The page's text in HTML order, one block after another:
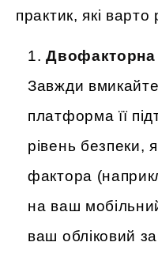
практик, які варто
Двофакторна
Завжди
платформа її
рівень безпеки,
фактора
на ваш
ваш обліковий